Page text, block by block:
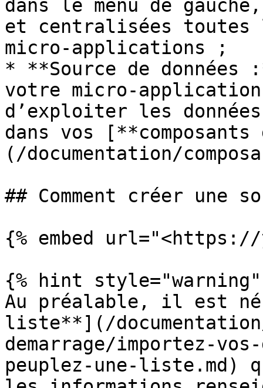
dans le menu de
et centralisées toutes
micro-applications ;
* **Source de
votre micro-
d’exploiter les
dans vos
(/documentation/
## Comment créer une
{% embed
{% hint style="warning"
Au préalable, il est
liste**](/
demarrage/importez-
peuplez-une-